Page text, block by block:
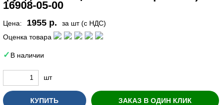
16908-05-00
Цена: 1955 р.
за шт (с НДС)
Оценка товара
В наличии
шт
КУПИТЬ ЗАКАЗ В ОДИН КЛИК